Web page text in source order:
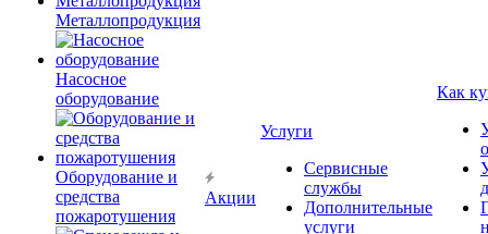
Металлопродукция
Насосное
оборудование
Оборудование и
средства
пожаротушения
Акции
Услуги
Сервисные
службы
Дополнительные
услуги
Как